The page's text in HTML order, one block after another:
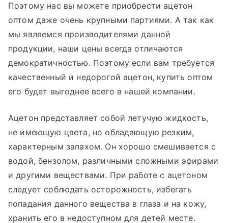
Поэтому нас вы можете приобрести ацетон
оптом даже очень крупными партиями. А так как
мы являемся производителями данной
продукции, наши цены всегда отличаются
демократичностью. Поэтому если вам требуется
качественный и недорогой ацетон, купить оптом
его будет выгоднее всего в нашей компании.
Ацетон представляет собой летучую жидкость,
не имеющую цвета, но обладающую резким,
характерным запахом. Он хорошо смешивается с
водой, бензолом, различными сложными эфирами
и другими веществами. При работе с ацетоном
следует соблюдать осторожность, избегать
попадания данного вещества в глаза и на кожу,
хранить его в недоступном для детей месте.